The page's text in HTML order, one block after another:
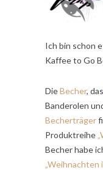
Ich bin schon
Kaffee to Go
DieBecher, das
Banderolen
Becherträger
Produktreihe
Becher habe
„Weihnachten